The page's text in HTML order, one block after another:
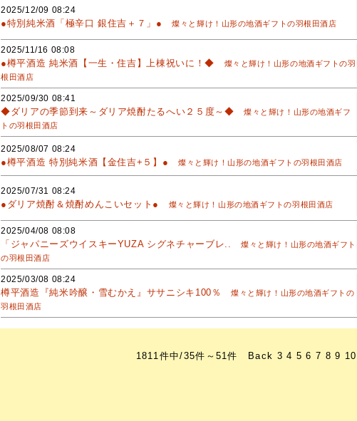
2025/12/09 08:24
●特別純米酒「極辛口 銀住吉＋７」● 燦々と輝け！山形の地酒ギフトの羽根田酒店
2025/11/16 08:08
●樽平酒造 純米酒【一生・住吉】上棟祝いに！◆
燦々と輝け！山形の地酒ギフトの羽
根田酒店
2025/09/30 08:41
◆ダリアの季節到来～ダリア焼酎たるへい２５度～◆
燦々と輝け！山形の地酒ギフ
トの羽根田酒店
2025/08/07 08:24
●樽平酒造 特別純米酒【金住吉+５】● 燦々と輝け！山形の地酒ギフトの羽根田酒店
2025/07/31 08:24
●ダリア焼酎＆焼酎めんこいセット● 燦々と輝け！山形の地酒ギフトの羽根田酒店
2025/04/08 08:08
「ジャパニーズウイスキーYUZA シグネチャーブレ..
燦々と輝け！山形の地酒ギフト
の羽根田酒店
2025/03/08 08:24
樽平酒造『純米吟醸・雪むかえ』ササニシキ100％
燦々と輝け！山形の地酒ギフトの
羽根田酒店
1811件中/35件～51件 Back 3 4 5 6 7 8 9 10